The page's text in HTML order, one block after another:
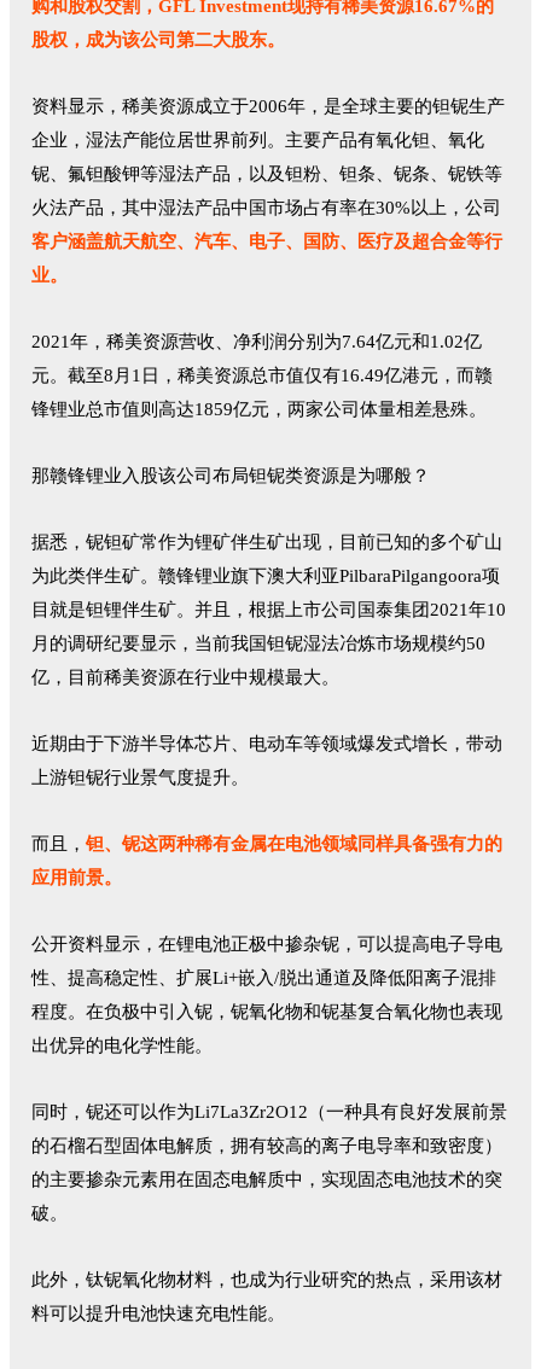
购和股权交割，GFL Investment现持有稀美资源16.67%的
股权，成为该公司第二大股东。
资料显示，稀美资源成立于2006年，是全球主要的钽铌生产
企业，湿法产能位居世界前列。主要产品有氧化钽、氧化
铌、氟钽酸钾等湿法产品，以及钽粉、钽条、铌条、铌铁等
火法产品，其中湿法产品中国市场占有率在30%以上，公司
客户涵盖航天航空、汽车、电子、国防、医疗及超合金等行
业。
2021年，稀美资源营收、净利润分别为7.64亿元和1.02亿
元。截至8月1日，稀美资源总市值仅有16.49亿港元，而赣
锋锂业总市值则高达1859亿元，两家公司体量相差悬殊。
那赣锋锂业入股该公司布局钽铌类资源是为哪般？
据悉，铌钽矿常作为锂矿伴生矿出现，目前已知的多个矿山
为此类伴生矿。赣锋锂业旗下澳大利亚PilbaraPilgangoora项
目就是钽锂伴生矿。并且，根据上市公司国泰集团2021年10
月的调研纪要显示，当前我国钽铌湿法冶炼市场规模约50
亿，目前稀美资源在行业中规模最大。
近期由于下游半导体芯片、电动车等领域爆发式增长，带动
上游钽铌行业景气度提升。
而且， 钽、铌这两种稀有金属在电池领域同样具备强有力的
应用前景。
公开资料显示，在锂电池正极中掺杂铌，可以提高电子导电
性、提高稳定性、扩展Li+嵌入/脱出通道及降低阳离子混排
程度。在负极中引入铌，铌氧化物和铌基复合氧化物也表现
出优异的电化学性能。
同时，铌还可以作为Li7La3Zr2O12（一种具有良好发展前景
的石榴石型固体电解质，拥有较高的离子电导率和致密度）
的主要掺杂元素用在固态电解质中，实现固态电池技术的突
破。
此外，钛铌氧化物材料，也成为行业研究的热点，采用该材
料可以提升电池快速充电性能。